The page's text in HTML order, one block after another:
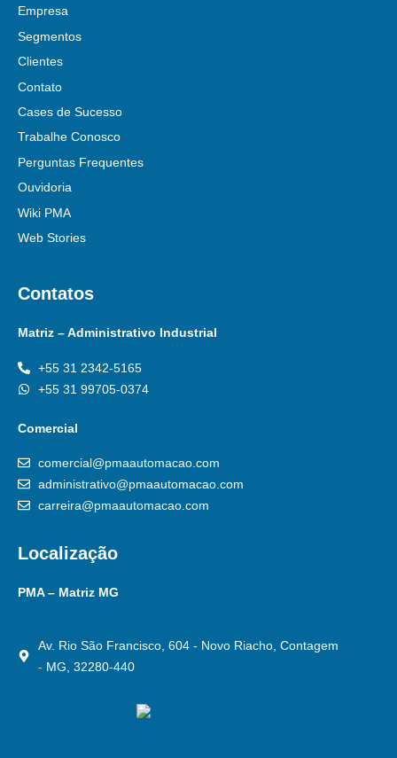
Empresa
Segmentos
Clientes
Contato
Cases de Sucesso
Trabalhe Conosco
Perguntas Frequentes
Ouvidoria
Wiki PMA
Web Stories
Contatos
Matriz – Administrativo Industrial
+55 31 2342-5165
+55 31 99705-0374
Comercial
comercial@pmaautomacao.com
administrativo@pmaautomacao.com
carreira@pmaautomacao.com
Localização
PMA – Matriz MG
Av. Rio São Francisco, 604 - Novo Riacho, Contagem
- MG, 32280-440